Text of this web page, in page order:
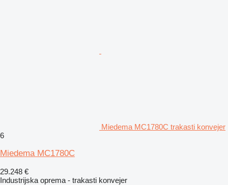
Miedema MC1780C trakasti konvejer
6
Miedema MC1780C
29.248 €
Industrijska oprema - trakasti konvejer